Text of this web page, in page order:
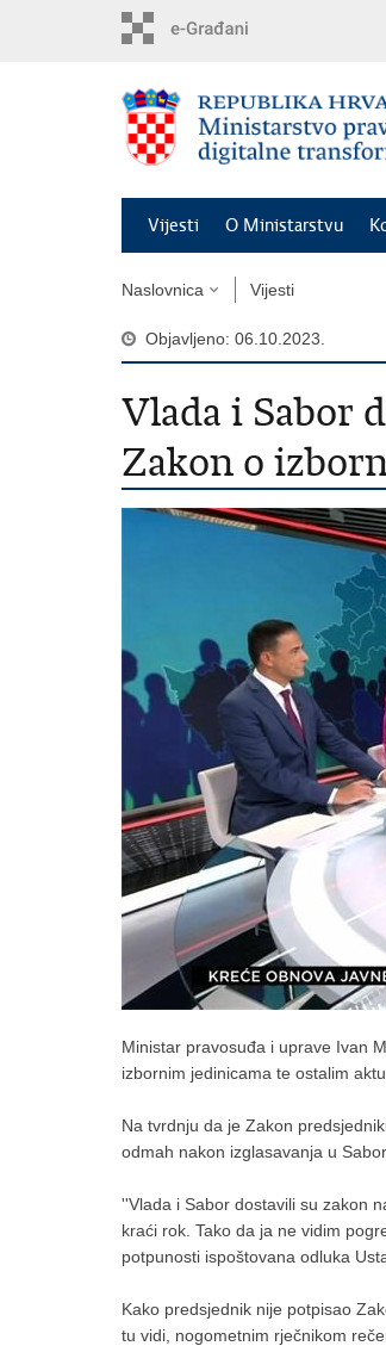
Vijesti O Ministarstvu
Naslovnica Vijesti
Objavljeno: 06.10.2023.
Vlada i Sabor
Zakon o
Ministar pravosuđa i uprave Ivan
izbornim jedinicama te ostalim
Na tvrdnju da je Zakon
odmah nakon izglasavanja u
''Vlada i Sabor dostavili su zakon
kraći rok. Tako da ja ne vidim
potpunosti ispoštovana odluka
Kako predsjednik nije potpisao
tu vidi, nogometnim rječnikom